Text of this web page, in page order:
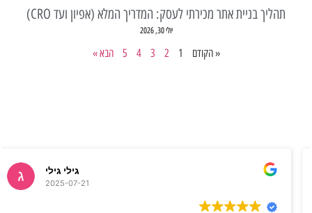
תהליך בניית אתר מכירתי לעסק: המדריך המלא (אפיון ועד CRO)
יולי 30, 2026
« הקודם 1
2
3
4
5 הבא »
רז שטיבלמן
2024-10-15